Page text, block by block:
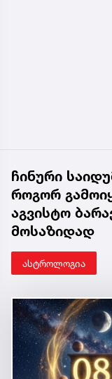
ჩინური
როგორ
აგვისტო
მოსაზიდად
ასტროლოგია